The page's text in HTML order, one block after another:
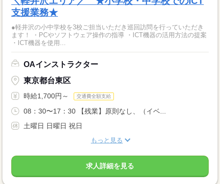
支援業務★
●軽井沢の小中学校を3校ご担当いただき巡回訪問を行っていただき
ます！ ・PCやソフトウェア操作の指導 ・ICT機器の活用方法の提案
・ICT機器を使用...
OAインストラクター
東京都台東区
時給1,700円～ 交通費全額支給
08：30〜17：30 【残業】原則なし、（イベ...
土曜日 日曜日 祝日
もっと見る
求人詳細を見る